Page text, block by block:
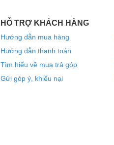
HỖ TRỢ KHÁCH HÀNG
Hướng dẫn mua hàng
Hướng dẫn thanh toán
Tìm hiểu về mua trả góp
Gửi góp ý, khiếu nại